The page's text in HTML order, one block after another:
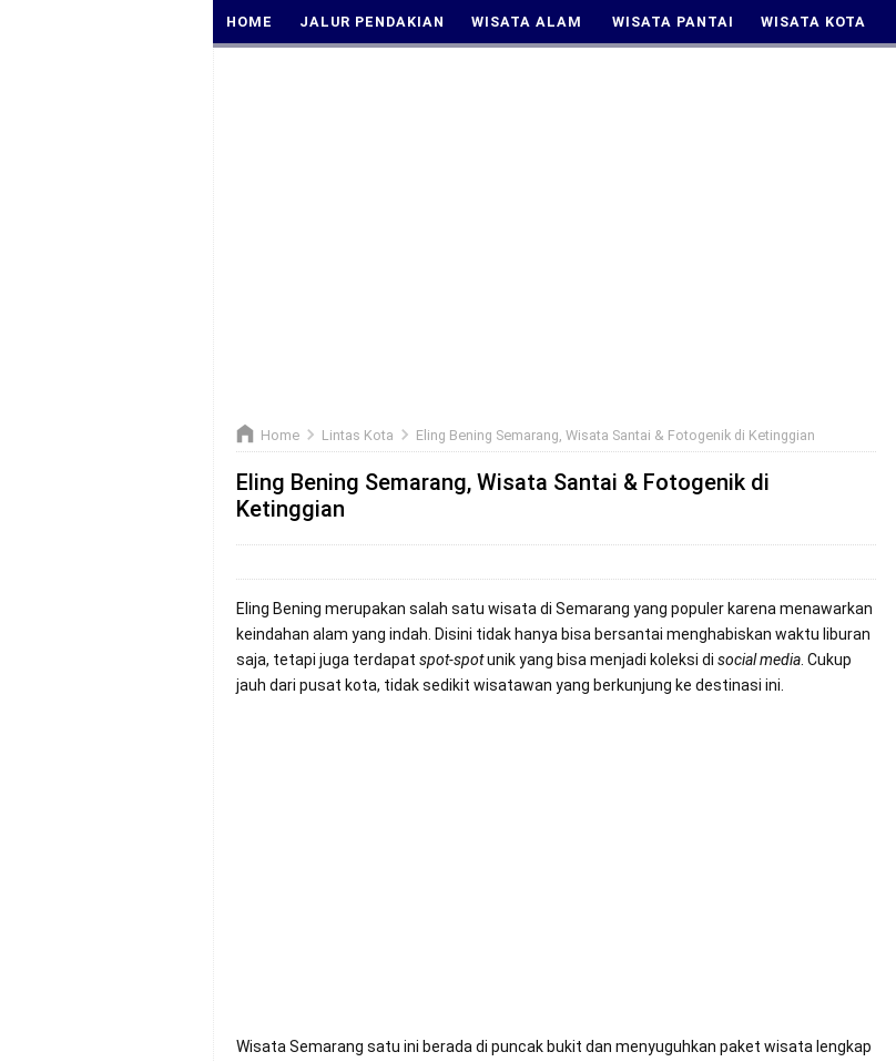
HOME JALUR PENDAKIAN WISATA ALAM WISATA PANTAI WISATA KOTA
Home Lintas Kota Eling Bening Semarang, Wisata Santai & Fotogenik di Ketinggian
Eling Bening Semarang, Wisata Santai & Fotogenik di
Ketinggian
Eling Bening merupakan salah satu wisata di Semarang yang populer karena menawarkan
keindahan alam yang indah. Disini tidak hanya bisa bersantai menghabiskan waktu liburan
saja, tetapi juga terdapat spot-spotunik yang bisa menjadi koleksi di social media . Cukup
jauh dari pusat kota, tidak sedikit wisatawan yang berkunjung ke destinasi ini.
Wisata Semarang satu ini berada di puncak bukit dan menyuguhkan paket wisata lengkap